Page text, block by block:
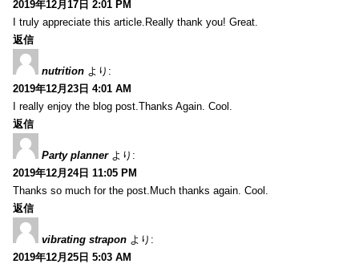
2019年12月17日 2:01 PM
I truly appreciate this article.Really thank you! Great.
返信
nutrition より:
2019年12月23日 4:01 AM
I really enjoy the blog post.Thanks Again. Cool.
返信
Party planner より:
2019年12月24日 11:05 PM
Thanks so much for the post.Much thanks again. Cool.
返信
vibrating strapon より:
2019年12月25日 5:03 AM